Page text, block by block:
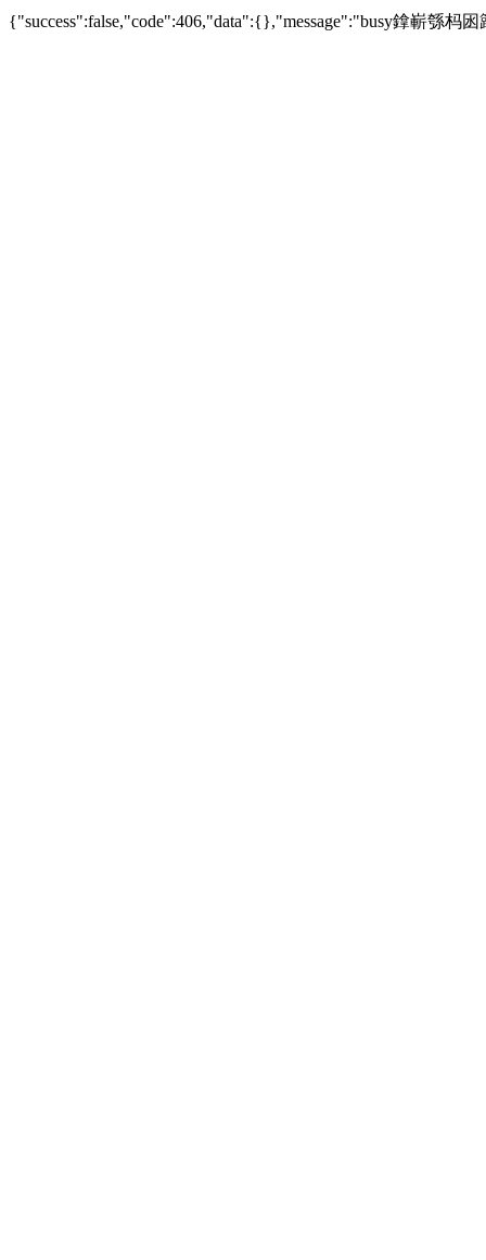
{"success":false,"code":406,"data":{},"message":"busy鎿嶄綔